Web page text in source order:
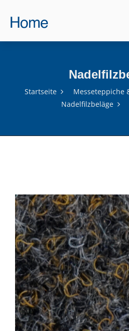
Startseite
Messeteppiche
Nadelfilzbeläge